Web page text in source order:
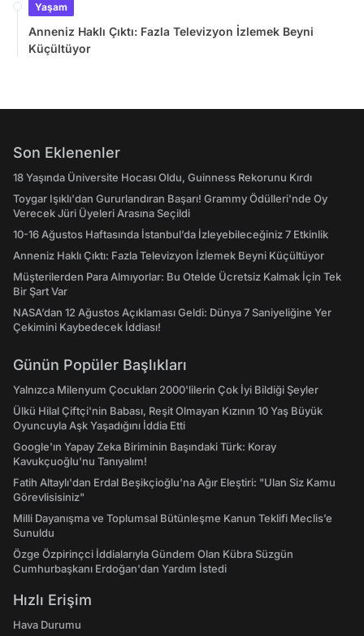
Yaşam
Anneniz Haklı Çıktı: Fazla Televizyon İzlemek Beyni
Küçültüyor
Son Eklenenler
18 Yaşında Üniversite Hocası Oldu, Guinness Rekorunu Kırdı
Toygar Işıklı'dan Gururlandıran Başarı! Grammy Ödülleri'nde Oy
Verecek Jüri Üyeleri Arasına Seçildi
10-16 Ağustos Haftasında İstanbul’da İzleyebileceğiniz 7 Etkinlik
Anneniz Haklı Çıktı: Fazla Televizyon İzlemek Beyni Küçültüyor
Müşterilerden Para Almıyorlar: Bu Otelde Ücretsiz Kalmak İçin Tek
Bir Şart Var
NASA’dan 12 Ağustos Açıklaması Geldi: Dünya 7 Saniyeliğine Yer
Çekimini Kaybedecek İddiası!
Günün Popüler Başlıkları
Yalnızca Milenyum Çocukları 2000'lilerin Çok İyi Bildiği Şeyler
Ülkü Hilal Çiftçi'nin Babası, Reşit Olmayan Kızının 10 Yaş Büyük
Oyuncuyla Aşk Yaşadığını İddia Etti
Google'ın Yapay Zeka Biriminin Başındaki Türk: Koray
Kavukçuoğlu'nu Tanıyalım!
Fatih Altaylı'dan Erdal Beşikçioğlu'na Ağır Eleştiri: "Ulan Siz Kamu
Görevlisisiniz"
Milli Dayanışma ve Toplumsal Bütünleşme Kanun Teklifi Meclis’e
Sunuldu
Özge Özpirinçci İddialarıyla Gündem Olan Kübra Süzgün
Cumhurbaşkanı Erdoğan'dan Yardım İstedi
Hızlı Erişim
Hava Durumu